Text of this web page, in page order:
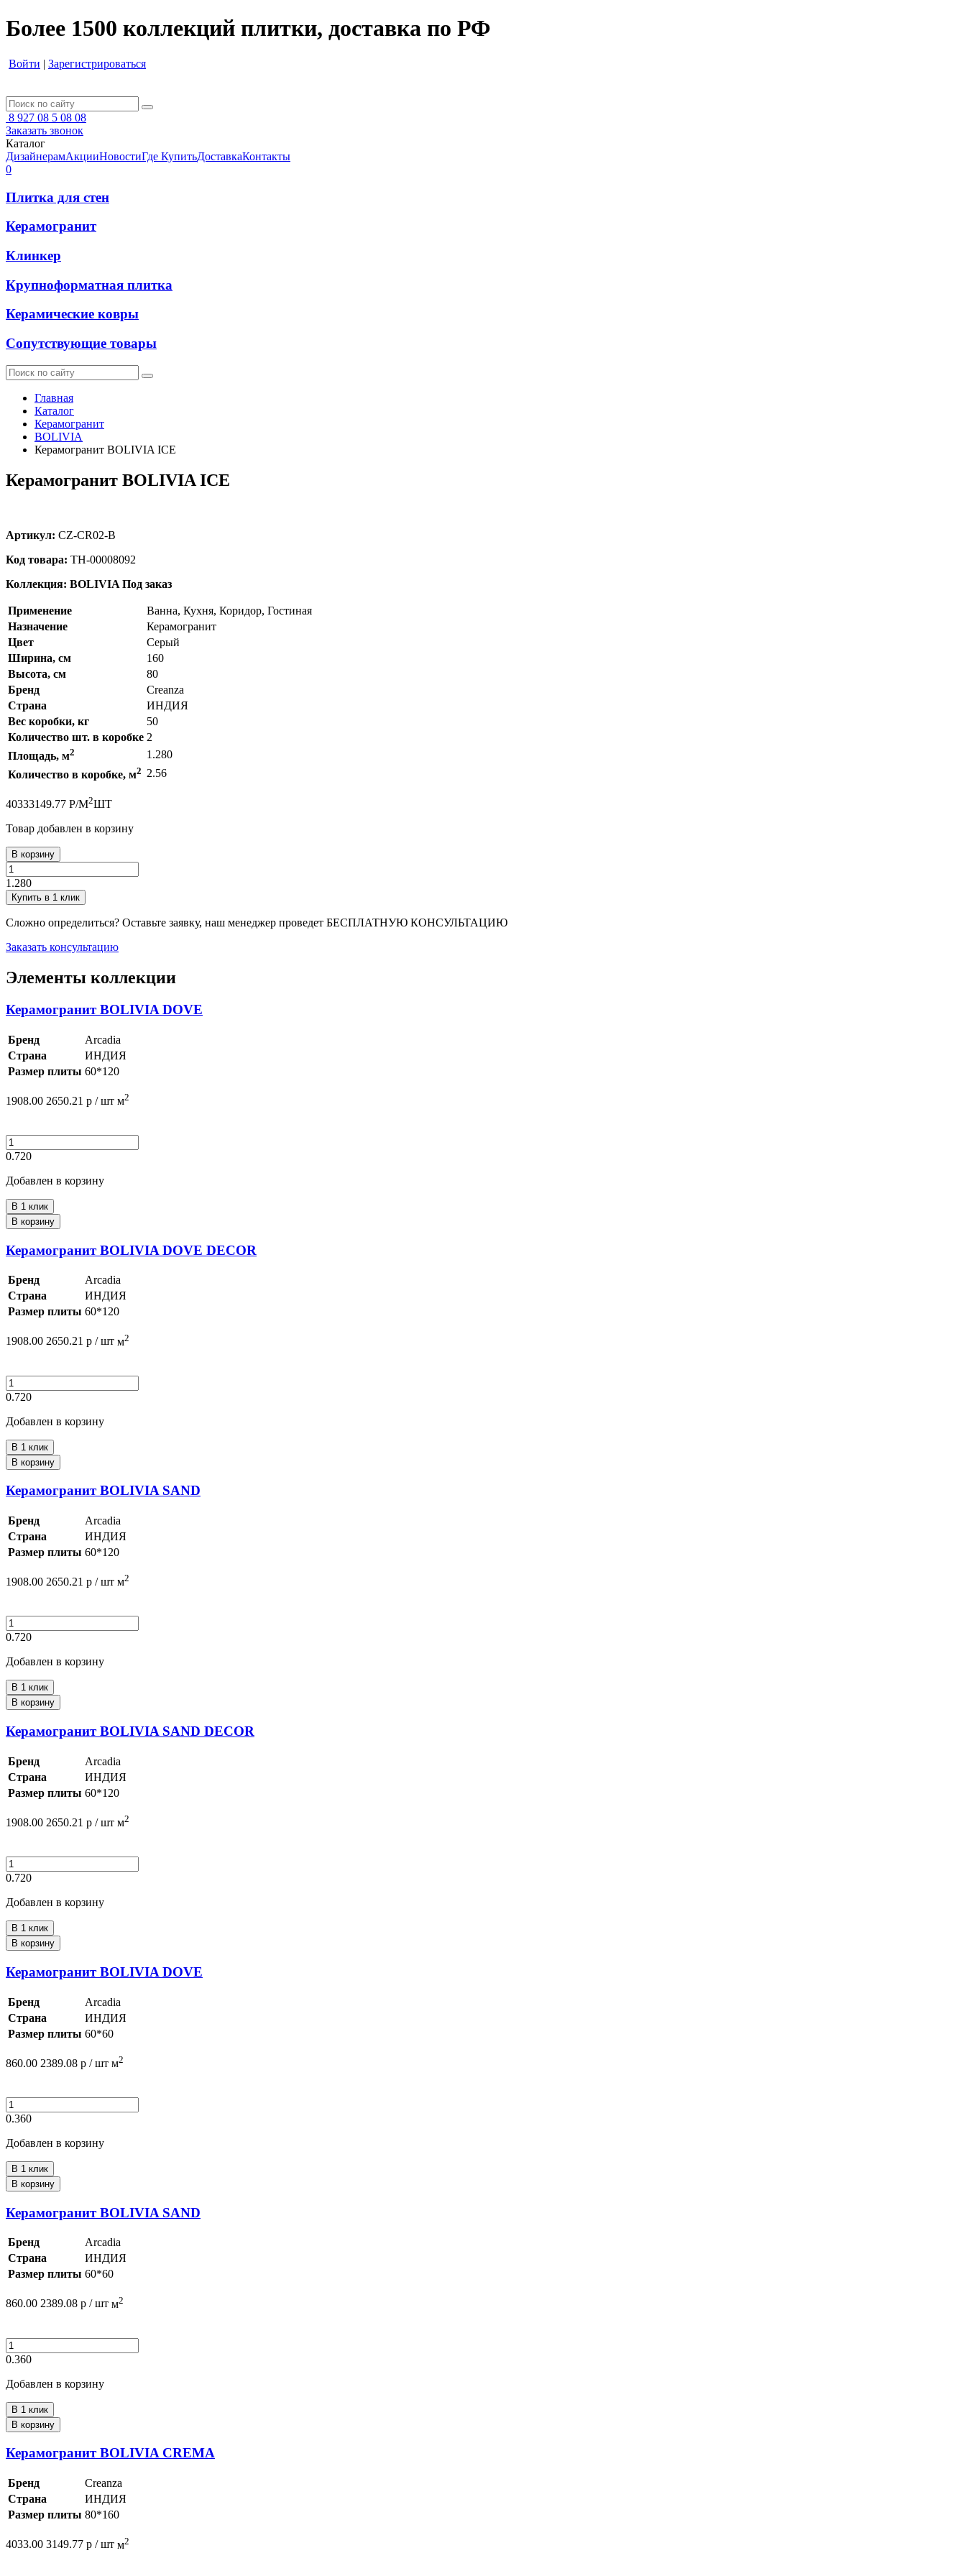
Более 1500 коллекций плитки, доставка по РФ
Войти | Зарегистрироваться
8 927 08 5 08 08
Заказать звонок
Каталог
ДизайнерамАкцииНовостиГде КупитьДоставкаКонтакты
0
Плитка для стен
Керамогранит
Клинкер
Крупноформатная плитка
Керамические ковры
Сопутствующие товары
Главная
Каталог
Керамогранит
BOLIVIA
Керамогранит BOLIVIA ICE
Керамогранит BOLIVIA ICE
Артикул: CZ-CR02-B
Код товара: ТН-00008092
Коллекция: BOLIVIA Под заказ
Применение
Ванна, Кухня, Коридор, Гостиная
Назначение
Керамогранит
Цвет
Серый
Ширина, см
160
Высота, см
80
Бренд
Creanza
Страна
ИНДИЯ
Вес коробки, кг
50
Количество шт. в коробке 2
Площадь, м2
1.280
Количество в коробке, м2 2.56
40333149.77 Р/М2ШТ
Товар добавлен в корзину
В корзину
1.280
Купить в 1 клик
Сложно определиться? Оставьте заявку, наш менеджер проведет БЕСПЛАТНУЮ КОНСУЛЬТАЦИЮ
Заказать консультацию
Элементы коллекции
Керамогранит BOLIVIA DOVE
Бренд
Arcadia
Страна
ИНДИЯ
Размер плиты 60*120
1908.00 2650.21 р / шт м2
0.720
Добавлен в корзину
В 1 клик
В корзину
Керамогранит BOLIVIA DOVE DECOR
Бренд
Arcadia
Страна
ИНДИЯ
Размер плиты 60*120
1908.00 2650.21 р / шт м2
0.720
Добавлен в корзину
В 1 клик
В корзину
Керамогранит BOLIVIA SAND
Бренд
Arcadia
Страна
ИНДИЯ
Размер плиты 60*120
1908.00 2650.21 р / шт м2
0.720
Добавлен в корзину
В 1 клик
В корзину
Керамогранит BOLIVIA SAND DECOR
Бренд
Arcadia
Страна
ИНДИЯ
Размер плиты 60*120
1908.00 2650.21 р / шт м2
0.720
Добавлен в корзину
В 1 клик
В корзину
Керамогранит BOLIVIA DOVE
Бренд
Arcadia
Страна
ИНДИЯ
Размер плиты 60*60
860.00 2389.08 р / шт м2
0.360
Добавлен в корзину
В 1 клик
В корзину
Керамогранит BOLIVIA SAND
Бренд
Arcadia
Страна
ИНДИЯ
Размер плиты 60*60
860.00 2389.08 р / шт м2
0.360
Добавлен в корзину
В 1 клик
В корзину
Керамогранит BOLIVIA CREMA
Бренд
Creanza
Страна
ИНДИЯ
Размер плиты 80*160
4033.00 3149.77 р / шт м2